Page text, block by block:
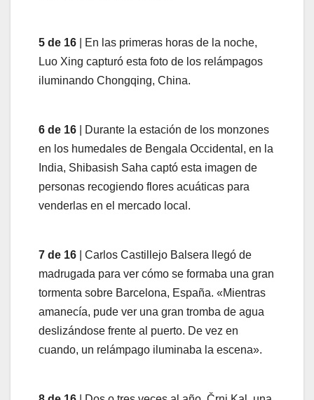
5 de 16 | En las primeras horas de la noche,
Luo Xing capturó esta foto de los relámpagos
iluminando Chongqing, China.
6 de 16 | Durante la estación de los monzones
en los humedales de Bengala Occidental, en la
India, Shibasish Saha captó esta imagen de
personas recogiendo flores acuáticas para
venderlas en el mercado local.
7 de 16 | Carlos Castillejo Balsera llegó de
madrugada para ver cómo se formaba una gran
tormenta sobre Barcelona, España. «Mientras
amanecía, pude ver una gran tromba de agua
deslizándose frente al puerto. De vez en
cuando, un relámpago iluminaba la escena».